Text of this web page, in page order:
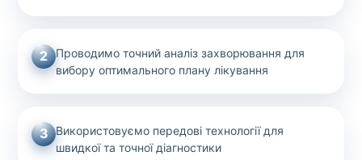
2
Проводимо точний аналіз захворювання для
вибору оптимального плану лікування
3 Використовуємо передові технології для
швидкої та точної діагностики